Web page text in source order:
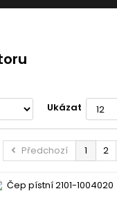
Ukázat
Předchozí 1 2